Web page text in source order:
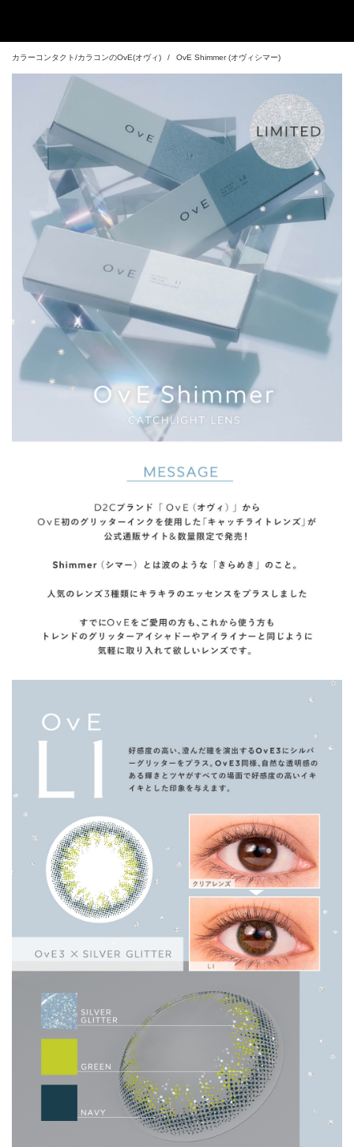
カラーコンタクト/カラコンのOvE(オヴィ) OvE Shimmer (オヴィシマー)